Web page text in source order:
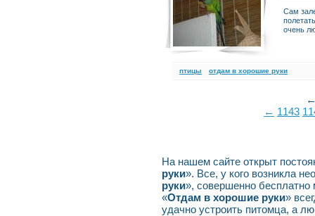
Сам
очень
птицы отдам в хорошие руки
← 1143
На нашем сайте открыт
руки». Все, у кого возникла
руки», совершенно бесплатно
«Отдам в хорошие руки»
удачно устроить питомца, а